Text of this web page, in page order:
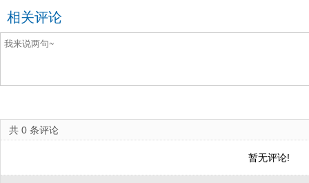
相关评论
共 0 条评论
暂无评论!